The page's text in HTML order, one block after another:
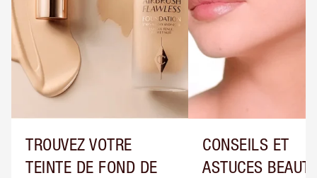
TROUVEZ VOTRE
TEINTE DE FOND DE
CONSEILS ET
ASTUCES